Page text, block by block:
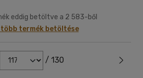
eddig betöltve a 2 583-ből
több termék betöltése
/ 130